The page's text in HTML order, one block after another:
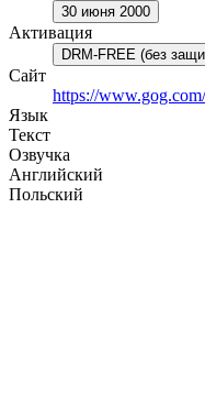
30 июня 2000
Активация
DRM-FREE (без
Сайт
https://
Язык
Текст
Озвучка
Английский
Польский